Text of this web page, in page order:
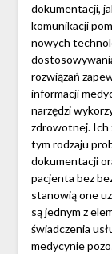
dokumentacji,
komunikacji
nowych
rozwiązań
informacji
narzędzi
zdrowotnej. Ich
tym rodzaju
dokumentacji
pacjenta bez
stanowią one
są jednym z
świadczenia
medycynie